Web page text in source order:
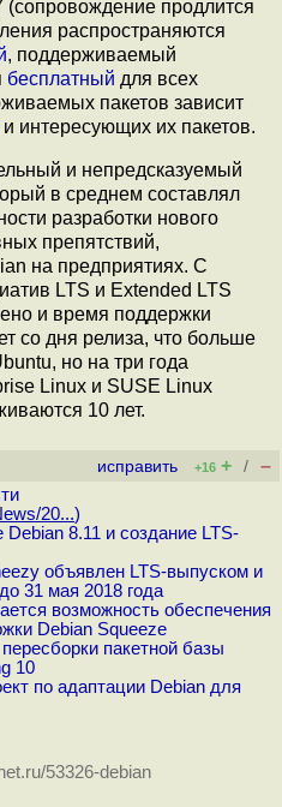
(сопровождение продлится
распространяются
, поддерживаемый
бесплатный для всех
пакетов зависит
и интересующих их пакетов.
и непредсказуемый
в среднем составлял
разработки нового
препятствий,
на предприятиях. С
LTS и Extended LTS
и время поддержки
со дня релиза, что больше
но на три года
Linux и SUSE Linux
10 лет.
исправить +16 + / –
20...)
8.11 и создание LTS-
объявлен LTS-выпуском и
31 мая 2018 года
возможность обеспечения
Debian Squeeze
пакетной базы
10
по адаптации Debian для
53326-debian